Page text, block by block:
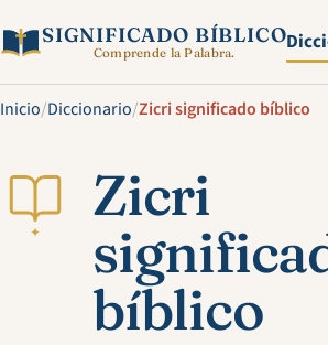
SIGNIFICADO BÍBLICO
Comprende la Palabra.
Inicio/Diccionario/Zicri significado bíblico
✦
Zicri
bíblico